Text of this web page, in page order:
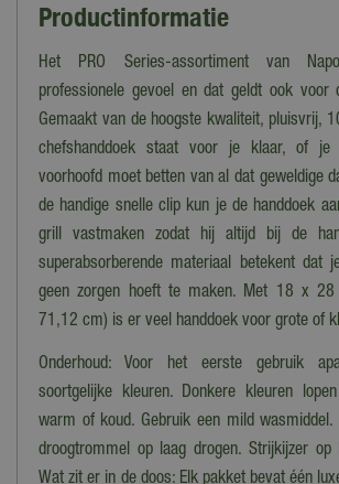
Productinformatie
Het PRO Series-assortiment van
professionele gevoel en dat geldt ook voor
Gemaakt van de hoogste kwaliteit, pluisvrij,
chefshanddoek staat voor je klaar, of
voorhoofd moet betten van al dat geweldige
de handige snelle clip kun je de handdoek
grill vastmaken zodat hij altijd bij de
superabsorberende materiaal betekent dat
geen zorgen hoeft te maken. Met 18 x
71,12 cm) is er veel handdoek voor grote of
Onderhoud: Voor het eerste gebruik
soortgelijke kleuren. Donkere kleuren
warm of koud. Gebruik een mild wasmiddel.
droogtrommel op laag drogen. Strijkijzer op
Wat zit er in de doos: Elk pakket bevat één